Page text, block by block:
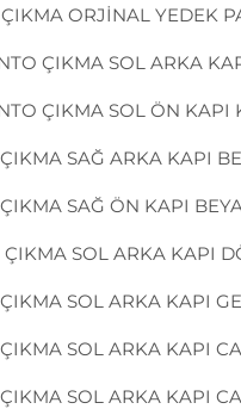
ORJİNAL YEDEK
ÇIKMA SOL ARKA
ÇIKMA SOL ÖN KAPI
SAĞ ARKA KAPI
SAĞ ÖN KAPI
SOL ARKA KAPI
SOL ARKA KAPI
SOL ARKA KAPI
SOL ARKA KAPI